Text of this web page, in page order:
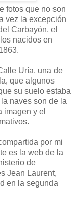
fotos que no son
vez la excepción
Carbayón, el
nacidos en
Uría, una de
que algunos
su suelo estaba
naves son de la
imagen y el
por mi
es la web de la
de
Jean Laurent,
en la segunda